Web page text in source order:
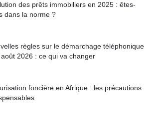
des prêts immobiliers en 2025 : êtes-
dans la norme ?
règles sur le démarchage téléphonique
2026 : ce qui va changer
foncière en Afrique : les précautions